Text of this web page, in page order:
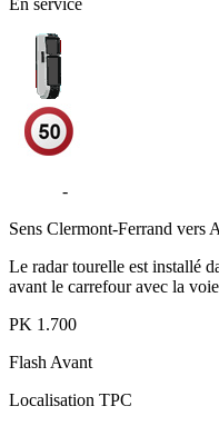
-
Sens Clermont-Ferrand vers
Le radar tourelle est installé
avant le carrefour avec la
PK 1.700
Flash Avant
Localisation TPC